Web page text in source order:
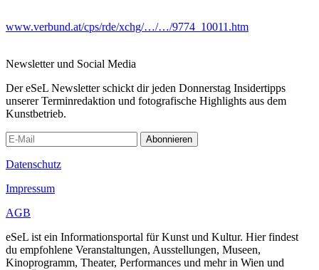
www.verbund.at/cps/rde/xchg/…/…/9774_10011.htm
Newsletter und Social Media
Der eSeL Newsletter schickt dir jeden Donnerstag Insidertipps
unserer Terminredaktion und fotografische Highlights aus dem
Kunstbetrieb.
Abonnieren
Datenschutz
Impressum
AGB
eSeL ist ein Informationsportal für Kunst und Kultur. Hier findest
du empfohlene Veranstaltungen, Ausstellungen, Museen,
Kinoprogramm, Theater, Performances und mehr in Wien und